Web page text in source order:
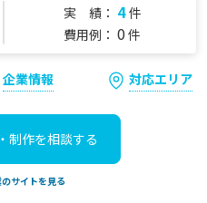
実 績： 4件
費用例： 0 件
企業情報 対応エリア
制作を相談する
サイトを見る